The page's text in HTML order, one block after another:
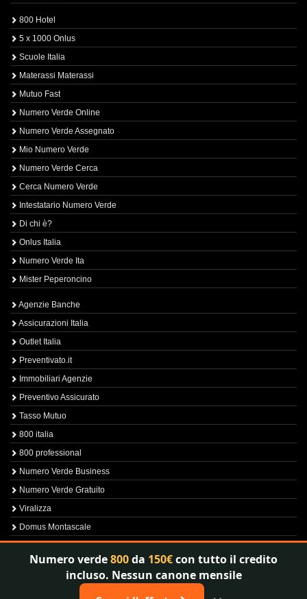
800 Hotel
5 x 1000 Onlus
Scuole Italia
Materassi Materassi
Mutuo Fast
Numero Verde Online
Numero Verde Assegnato
Mio Numero Verde
Numero Verde Cerca
Cerca Numero Verde
Intestatario Numero Verde
Di chi è?
Onlus Italia
Numero Verde Ita
Mister Peperoncino
Agenzie Banche
Assicurazioni Italia
Outlet Italia
Preventivato.it
Immobiliari Agenzie
Preventivo Assicurato
Tasso Mutuo
800 italia
800 professional
Numero Verde Business
Numero Verde Gratuito
Viralizza
Domus Montascale
Sprint800
Verfica Numero Verde
Numero verde800da 150€con tutto il credito
incluso. Nessun canone mensile